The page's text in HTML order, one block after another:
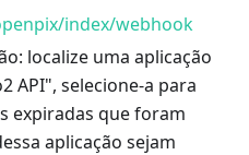
index/webhook
localize uma aplicação
API", selecione-a para
expiradas que foram
aplicação sejam